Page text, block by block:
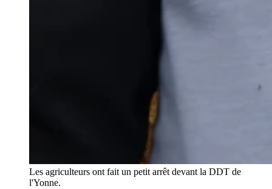
Les agriculteurs ont fait un petit arrêt devant la DDT de
l'Yonne.